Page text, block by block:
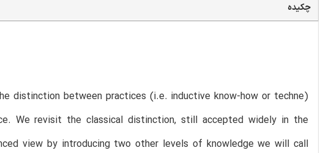
چکیده
distinction between practices (i.e. inductive know-how or techne)
We revisit the classical distinction, still accepted widely in the
view by introducing two other levels of knowledge we will call